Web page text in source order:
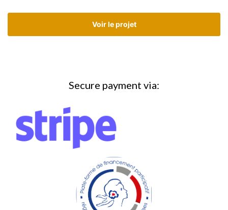
Voir le projet
Secure payment via: